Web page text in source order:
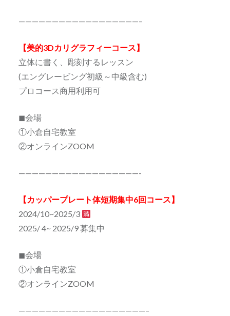
——————————————————–
【美的3Dカリグラフィーコース】
立体に書く、彫刻するレッスン
(エングレービング初級～中級含む)
プロコース商用利用可
◼会場
①小倉自宅教室
②オンラインZOOM
——————————————————-
【カッパープレート体短期集中6回コース】
2024/10~2025/3
2025/ 4~ 2025/9 募集中
◼会場
①小倉自宅教室
②オンラインZOOM
———————————————————–